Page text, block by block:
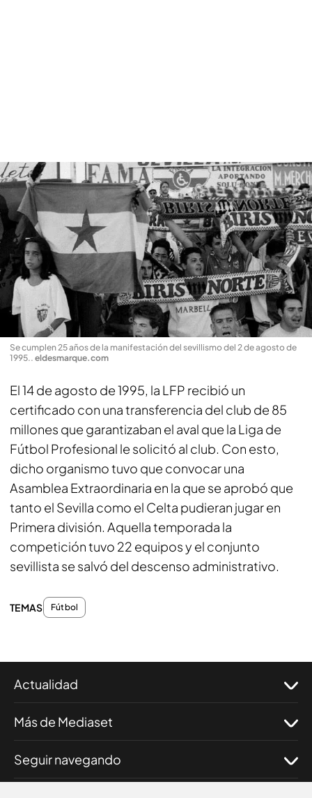
Se cumplen 25 años de la manifestación del sevillismo del 2 de agosto de
1995.. eldesmarque.com
El 14 de agosto de 1995, la LFP recibió un
certificado con una transferencia del club de 85
millones que garantizaban el aval que la Liga de
Fútbol Profesional le solicitó al club. Con esto,
dicho organismo tuvo que convocar una
Asamblea Extraordinaria en la que se aprobó que
tanto el Sevilla como el Celta pudieran jugar en
Primera división. Aquella temporada la
competición tuvo 22 equipos y el conjunto
sevillista se salvó del descenso administrativo.
TEMAS Fútbol
Actualidad
Más de Mediaset
Seguir navegando